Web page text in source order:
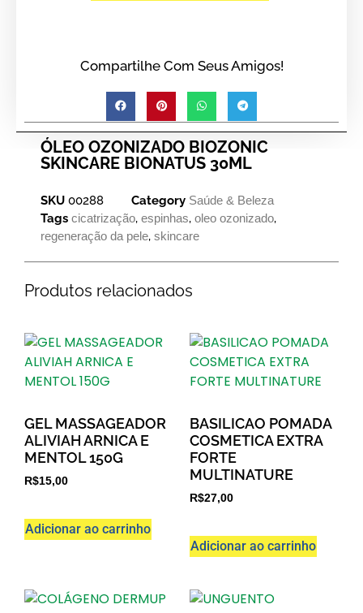
Compartilhe Com Seus Amigos!
ÓLEO OZONIZADO BIOZONIC
SKINCARE BIONATUS 30ML
SKU 00288 Category Saúde & Beleza
Tags cicatrização, espinhas, oleo ozonizado,
regeneração da pele, skincare
Produtos relacionados
GEL MASSAGEADOR
ALIVIAH ARNICA E
MENTOL 150G
R$15,00
Adicionar ao carrinho
BASILICAO POMADA
COSMETICA EXTRA
FORTE
MULTINATURE
R$27,00
Adicionar ao carrinho